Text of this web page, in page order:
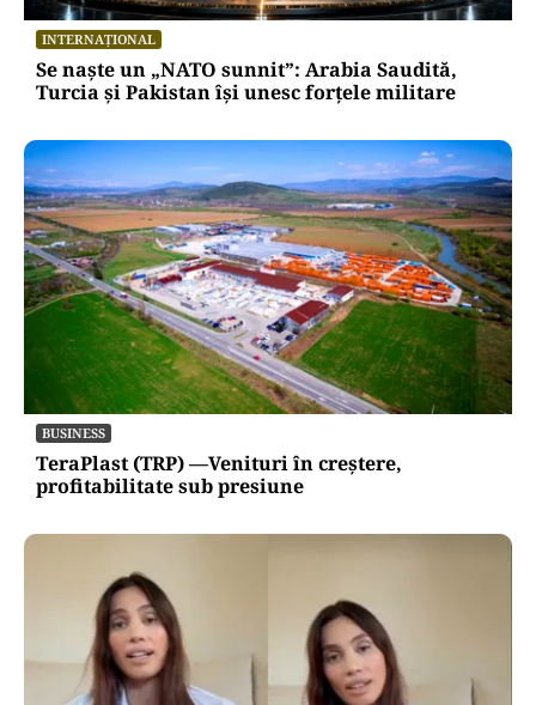
INTERNAȚIONAL
Se naște un „NATO sunnit”: Arabia Saudită,
Turcia și Pakistan își unesc forțele militare
BUSINESS
TeraPlast (TRP) —Venituri în creștere,
profitabilitate sub presiune